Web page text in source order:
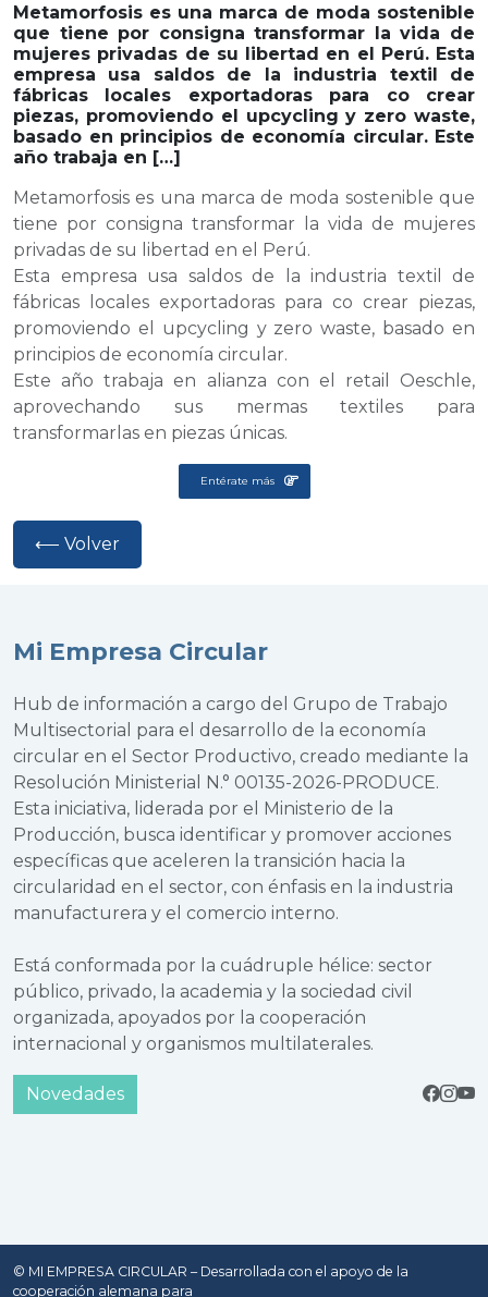
Metamorfosis es una marca de moda sostenible
que tiene por consigna transformar la vida de
mujeres privadas de su libertad en el Perú. Esta
empresa usa saldos de la industria textil de
fábricas locales exportadoras para co crear
piezas, promoviendo el upcycling y zero waste,
basado en principios de economía circular. Este
año trabaja en […]
Metamorfosis es una marca de moda sostenible que
tiene por consigna transformar la vida de mujeres
privadas de su libertad en el Perú.
Esta empresa usa saldos de la industria textil de
fábricas locales exportadoras para co crear piezas,
promoviendo el upcycling y zero waste, basado en
principios de economía circular.
Este año trabaja en alianza con el retail Oeschle,
aprovechando sus mermas textiles para
transformarlas en piezas únicas.
Entérate más
⟵ Volver
Mi Empresa Circular
Hub de información a cargo del Grupo de Trabajo
Multisectorial para el desarrollo de la economía
circular en el Sector Productivo, creado mediante la
Resolución Ministerial N.° 00135-2026-PRODUCE.
Esta iniciativa, liderada por el Ministerio de la
Producción, busca identificar y promover acciones
específicas que aceleren la transición hacia la
circularidad en el sector, con énfasis en la industria
manufacturera y el comercio interno.
Está conformada por la cuádruple hélice: sector
público, privado, la academia y la sociedad civil
organizada, apoyados por la cooperación
internacional y organismos multilaterales.
Novedades
© MI EMPRESA CIRCULAR – Desarrollada con el apoyo de la
cooperación alemana para